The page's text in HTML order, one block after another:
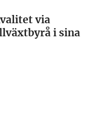
via
i sina